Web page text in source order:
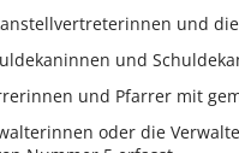
und
und
und Pfarrer mit
oder die